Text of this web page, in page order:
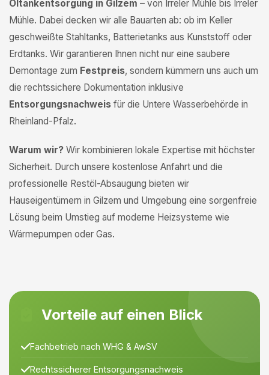
Öltankentsorgung in Gilzem – von Irreler Mühle bis Irreler
Mühle. Dabei decken wir alle Bauarten ab: ob im Keller
geschweißte Stahltanks, Batterietanks aus Kunststoff oder
Erdtanks. Wir garantieren Ihnen nicht nur eine saubere
Demontage zum Festpreis, sondern kümmern uns auch um
die rechtssichere Dokumentation inklusive
Entsorgungsnachweis für die Untere Wasserbehörde in
Rheinland-Pfalz.
Warum wir? Wir kombinieren lokale Expertise mit höchster
Sicherheit. Durch unsere kostenlose Anfahrt und die
professionelle Restöl-Absaugung bieten wir
Hauseigentümern in Gilzem und Umgebung eine sorgenfreie
Lösung beim Umstieg auf moderne Heizsysteme wie
Wärmepumpen oder Gas.
Vorteile auf einen Blick
Fachbetrieb nach WHG & AwSV
Rechtssicherer Entsorgungsnachweis